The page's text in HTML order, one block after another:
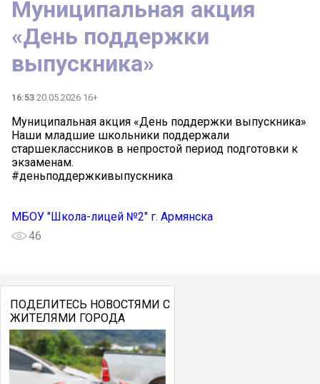
Муниципальная акция
«День поддержки
выпускника»
16:53 20.05.2026 16+
Муниципальная акция «День поддержки выпускника»
Наши младшие школьники поддержали
старшеклассников в непростой период подготовки к
экзаменам.
#деньподдержкивыпускника
МБОУ "Школа-лицей №2" г. Армянска
46
ПОДЕЛИТЕСЬ НОВОСТЯМИ С
ЖИТЕЛЯМИ ГОРОДА